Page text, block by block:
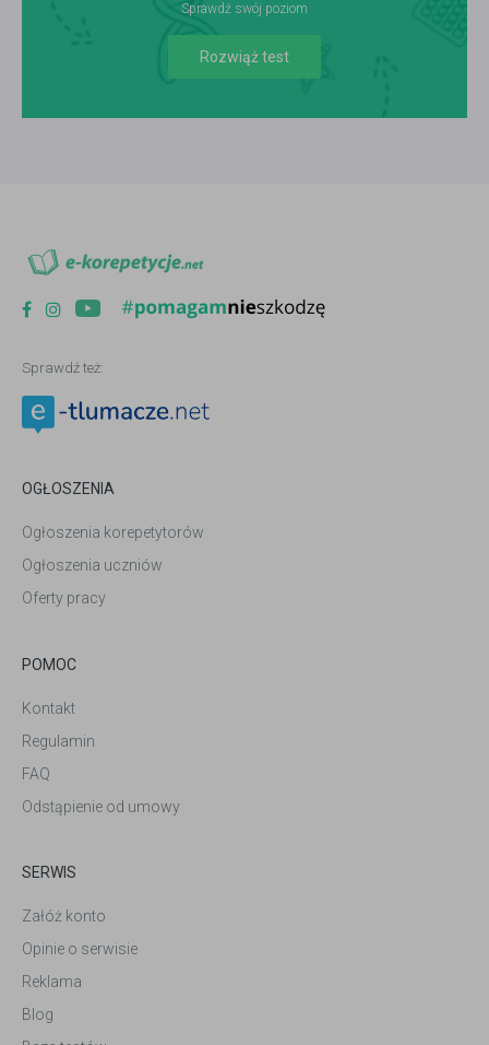
Sprawdź swój poziom
Rozwiąż test
Sprawdź też:
OGŁOSZENIA
Ogłoszenia korepetytorów
Ogłoszenia uczniów
Oferty pracy
POMOC
Kontakt
Regulamin
FAQ
Odstąpienie od umowy
SERWIS
Załóż konto
Opinie o serwisie
Reklama
Blog